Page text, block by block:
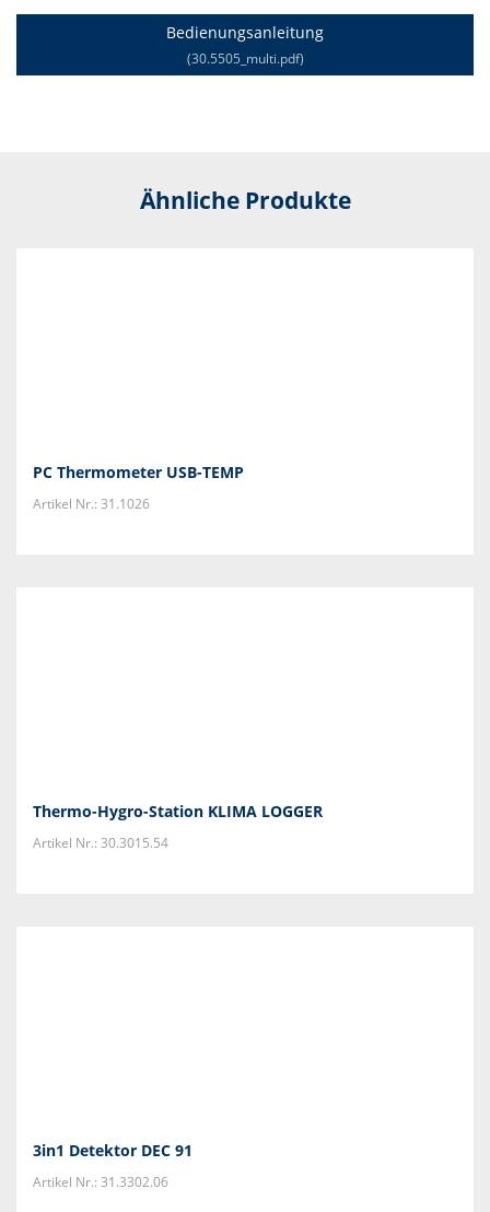
Bedienungsanleitung
(30.5505_multi.pdf)
Ähnliche Produkte
PC Thermometer USB-TEMP
Artikel Nr.: 31.1026
Thermo-Hygro-Station KLIMA LOGGER
Artikel Nr.: 30.3015.54
3in1 Detektor DEC 91
Artikel Nr.: 31.3302.06